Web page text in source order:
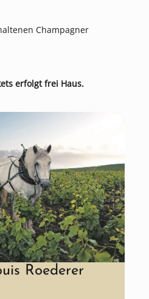
Champagner
erfolgt frei Haus.
Roederer